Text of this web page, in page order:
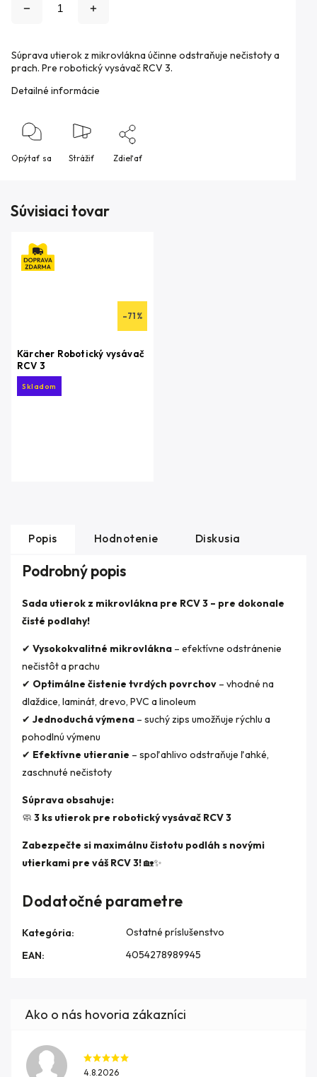
Súprava utierok z mikrovlákna účinne odstraňuje nečistoty a
prach. Pre robotický vysávač RCV 3.
Detailné informácie
Opýtať sa Strážiť Zdieľať
Súvisiaci tovar
–71 %
Kärcher Robotický vysávač
RCV 3
Skladom
Popis Hodnotenie Diskusia
Podrobný popis
Sada utierok z mikrovlákna pre RCV 3 – pre dokonale
čisté podlahy!
✔ Vysokokvalitné mikrovlákna – efektívne odstránenie
nečistôt a prachu
✔ Optimálne čistenie tvrdých povrchov – vhodné na
dlaždice, laminát, drevo, PVC a linoleum
✔ Jednoduchá výmena – suchý zips umožňuje rýchlu a
pohodlnú výmenu
✔ Efektívne utieranie – spoľahlivo odstraňuje ľahké,
zaschnuté nečistoty
Súprava obsahuje:
🧼 3 ks utierok pre robotický vysávač RCV 3
Zabezpečte si maximálnu čistotu podláh s novými
utierkami pre váš RCV 3!🏡✨
Dodatočné parametre
Kategória:
Ostatné príslušenstvo
EAN: 4054278989945
4.8.2026